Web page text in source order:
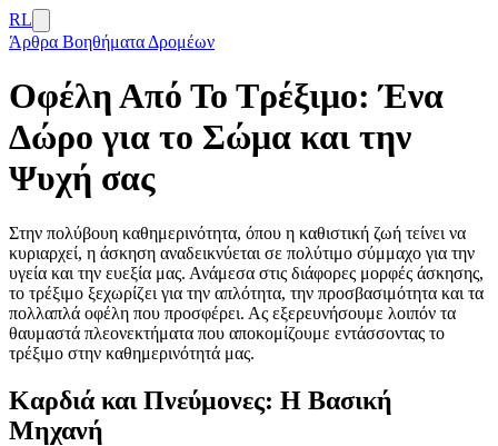
RL
Άρθρα Βοηθήματα Δρομέων
Οφέλη Από Το Τρέξιμο: Ένα
Δώρο για το Σώμα και την
Ψυχή σας
Στην πολύβουη καθημερινότητα, όπου η καθιστική ζωή τείνει να
κυριαρχεί, η άσκηση αναδεικνύεται σε πολύτιμο σύμμαχο για την
υγεία και την ευεξία μας. Ανάμεσα στις διάφορες μορφές άσκησης,
το τρέξιμο ξεχωρίζει για την απλότητα, την προσβασιμότητα και τα
πολλαπλά οφέλη που προσφέρει. Ας εξερευνήσουμε λοιπόν τα
θαυμαστά πλεονεκτήματα που αποκομίζουμε εντάσσοντας το
τρέξιμο στην καθημερινότητά μας.
Καρδιά και Πνεύμονες: Η Βασική
Μηχανή